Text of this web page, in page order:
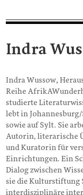
Indra
Indra Wussow,
Reihe
studierte
lebt in
sowie auf Sylt. Sie
Autorin, literarische
und Kuratorin für
Einrichtungen. Ein
Dialog zwischen
sie die Kulturstiftung
interdisziplinäre